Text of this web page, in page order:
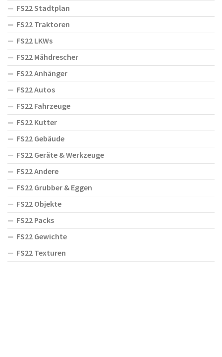
FS22 Stadtplan
FS22 Traktoren
FS22 LKWs
FS22 Mähdrescher
FS22 Anhänger
FS22 Autos
FS22 Fahrzeuge
FS22 Kutter
FS22 Gebäude
FS22 Geräte & Werkzeuge
FS22 Andere
FS22 Grubber & Eggen
FS22 Objekte
FS22 Packs
FS22 Gewichte
FS22 Texturen